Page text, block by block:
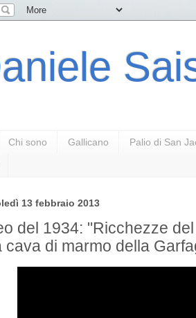
Chi sono Gallicano Palio di San
13 febbraio 2013
del 1934: "Ricchezze
cava di marmo della